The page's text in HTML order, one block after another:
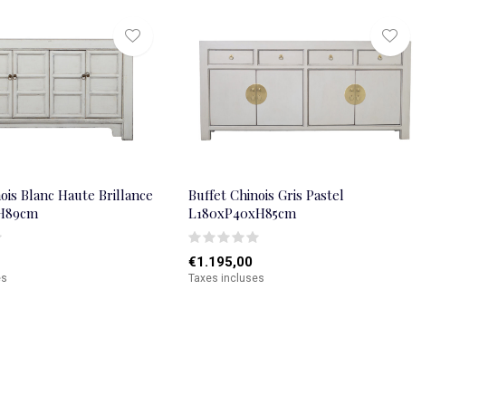
Blanc Haute Brillance
Buffet Chinois Gris Pastel
L180xP40xH85cm
€1.195,00
Taxes incluses